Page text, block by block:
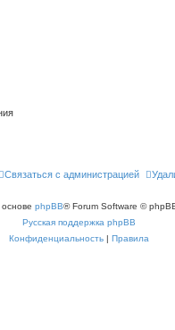
Связаться с администрацией
phpBB® Forum Software ©
Русская поддержка phpBB
Конфиденциальность | Правила